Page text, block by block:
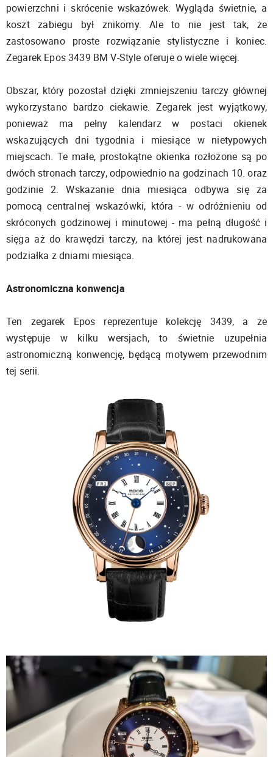
powierzchni i skrócenie wskazówek. Wygląda świetnie, a
koszt zabiegu był znikomy. Ale to nie jest tak, że
zastosowano proste rozwiązanie stylistyczne i koniec.
Zegarek Epos 3439 BM V-Style oferuje o wiele więcej.
Obszar, który pozostał dzięki zmniejszeniu tarczy głównej
wykorzystano bardzo ciekawie. Zegarek jest wyjątkowy,
ponieważ ma pełny kalendarz w postaci okienek
wskazujących dni tygodnia i miesiące w nietypowych
miejscach. Te małe, prostokątne okienka rozłożone są po
dwóch stronach tarczy, odpowiednio na godzinach 10. oraz
godzinie 2. Wskazanie dnia miesiąca odbywa się za
pomocą centralnej wskazówki, która - w odróżnieniu od
skróconych godzinowej i minutowej - ma pełną długość i
sięga aż do krawędzi tarczy, na której jest nadrukowana
podziałka z dniami miesiąca.
Astronomiczna konwencja
Ten zegarek Epos reprezentuje kolekcję 3439, a że
występuje w kilku wersjach, to świetnie uzupełnia
astronomiczną konwencję, będącą motywem przewodnim
tej serii.